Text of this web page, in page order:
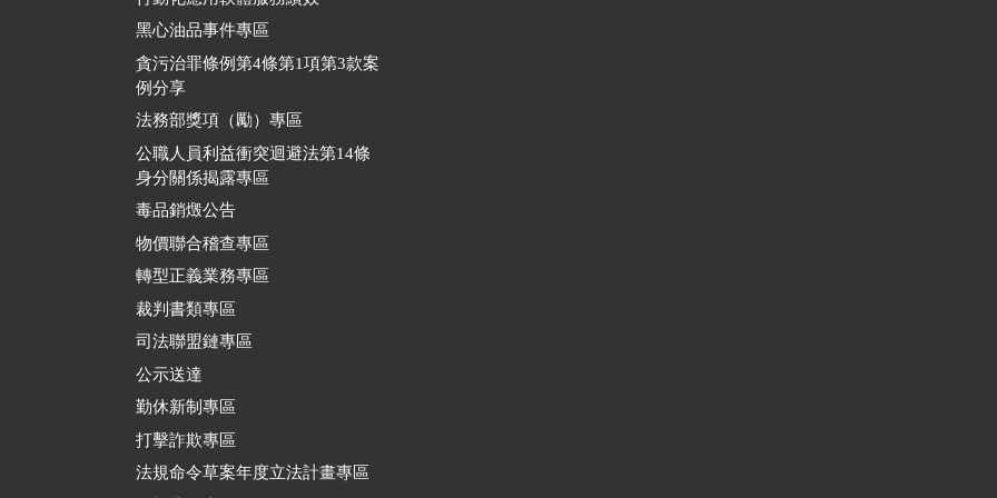
黑心油品事件專區
貪污治罪條例第4條第1項第3款案
例分享
法務部獎項（勵）專區
公職人員利益衝突迴避法第14條
身分關係揭露專區
毒品銷燬公告
物價聯合稽查專區
轉型正義業務專區
裁判書類專區
司法聯盟鏈專區
公示送達
勤休新制專區
打擊詐欺專區
法規命令草案年度立法計畫專區